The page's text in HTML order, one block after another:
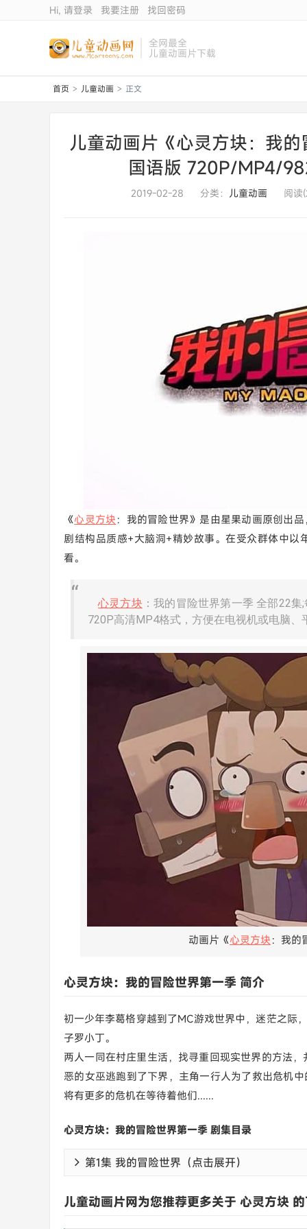
Hi, 请登录 我要注册 找回密码
全网最全
儿童动画片下载
首页 > 儿童动画 > 正文
儿童动画片《心灵方块：我
国语版 720P/MP4/
2019-02-28 分类： 儿童动画 阅读
《心灵方块 ：我的冒险世界》是由星果动画原创出
剧结构品质感+大脑洞+精妙故事。在受众群体中
看。
心灵方块：我的冒险世界第一季 全部22
720P高清MP4格式，方便在电视机或电脑
动画片《心灵方块 ：我的
心灵方块：我的冒险世界第一季 简介
初一少年李葛格穿越到了MC游戏世界中，迷茫之际
子罗小丁。
两人一同在村庄里生活，找寻重回现实世界的方法
恶的女巫逃跑到了下界，主角一行人为了救出危机
将有更多的危机在等待着他们......
心灵方块：我的冒险世界第一季 剧集目录
第1集 我的冒险世界（点击展开）
儿童动画片网为您推荐更多关于 心灵方块